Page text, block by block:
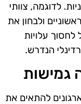
לדוגמה, צוותי
ולבחון את
עלויות
הנדרש.
גמישות
להתאים את